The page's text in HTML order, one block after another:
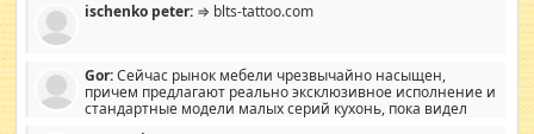
ischenko peter: ⇒ blts-tattoo.com
Gor:Сейчас рынок мебели чрезвычайно насыщен,
причем предлагают реально эксклюзивное исполнение и
стандартные модели малых серий кухонь, пока видел